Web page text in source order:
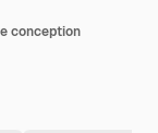
conception